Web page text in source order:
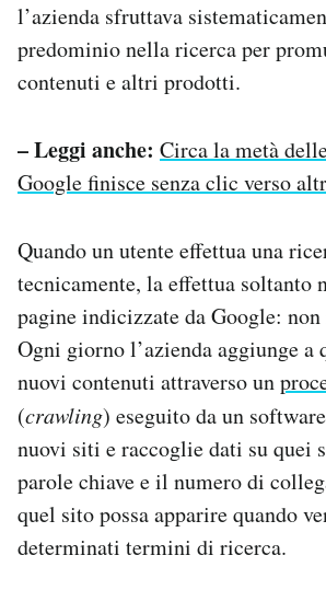
l’azienda sfruttava
predominio nella ricerca per
contenuti e altri prodotti.
– Leggi anche: Circa la metà
Google finisce senza clic verso
Quando un utente effettua una
tecnicamente, la effettua
pagine indicizzate da Google:
Ogni giorno l’azienda aggiunge a
nuovi contenuti attraverso un
(crawling) eseguito da un
nuovi siti e raccoglie dati su quei
parole chiave e il numero di
quel sito possa apparire quando
determinati termini di ricerca.